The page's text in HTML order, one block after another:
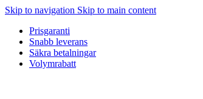
Skip to navigation Skip to main content
Prisgaranti
Snabb leverans
Säkra betalningar
Volymrabatt